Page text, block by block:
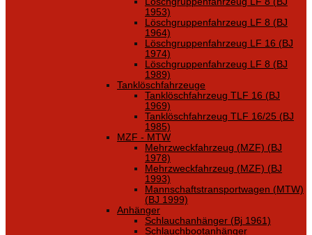
1953)
Löschgruppenfahrzeug LF 8 (BJ
1964)
Löschgruppenfahrzeug LF 16 (BJ
1974)
Löschgruppenfahrzeug LF 8 (BJ
1989)
Tanklöschfahrzeuge
Tanklöschfahrzeug TLF 16 (BJ
1969)
Tanklöschfahrzeug TLF 16/25 (BJ
1985)
MZF - MTW
Mehrzweckfahrzeug (MZF) (BJ
1978)
Mehrzweckfahrzeug (MZF) (BJ
1993)
Mannschaftstransportwagen (MTW)
(BJ 1999)
Anhänger
Schlauchanhänger (Bj 1961)
Schlauchbootanhänger